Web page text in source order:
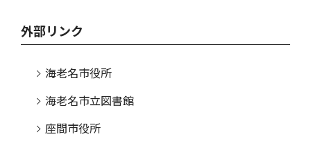
外部リンク
海老名市役所
海老名市立図書館
座間市役所